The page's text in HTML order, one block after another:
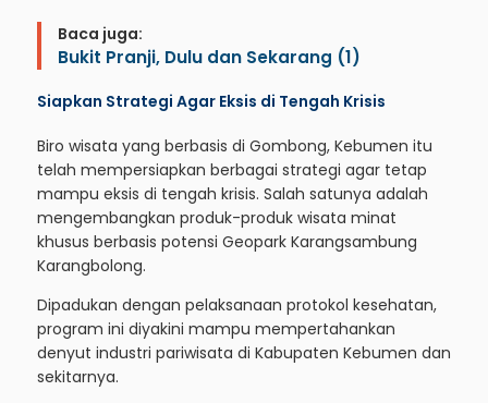
Baca juga:
Bukit Pranji, Dulu dan Sekarang (1)
Siapkan Strategi Agar Eksis di Tengah Krisis
Biro wisata yang berbasis di Gombong, Kebumen itu
telah mempersiapkan berbagai strategi agar tetap
mampu eksis di tengah krisis. Salah satunya adalah
mengembangkan produk-produk wisata minat
khusus berbasis potensi Geopark Karangsambung
Karangbolong.
Dipadukan dengan pelaksanaan protokol kesehatan,
program ini diyakini mampu mempertahankan
denyut industri pariwisata di Kabupaten Kebumen dan
sekitarnya.